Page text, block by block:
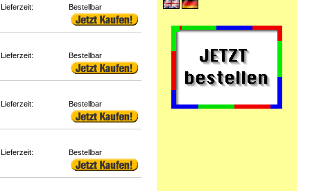
Lieferzeit: Bestellbar
Lieferzeit: Bestellbar
Lieferzeit: Bestellbar
Lieferzeit: Bestellbar